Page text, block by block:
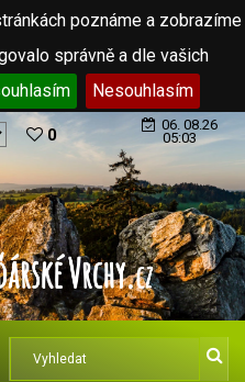
poznáme a zobrazíme
správně a dle vašich
Nesouhlasím
0
06. 08.26
05:03